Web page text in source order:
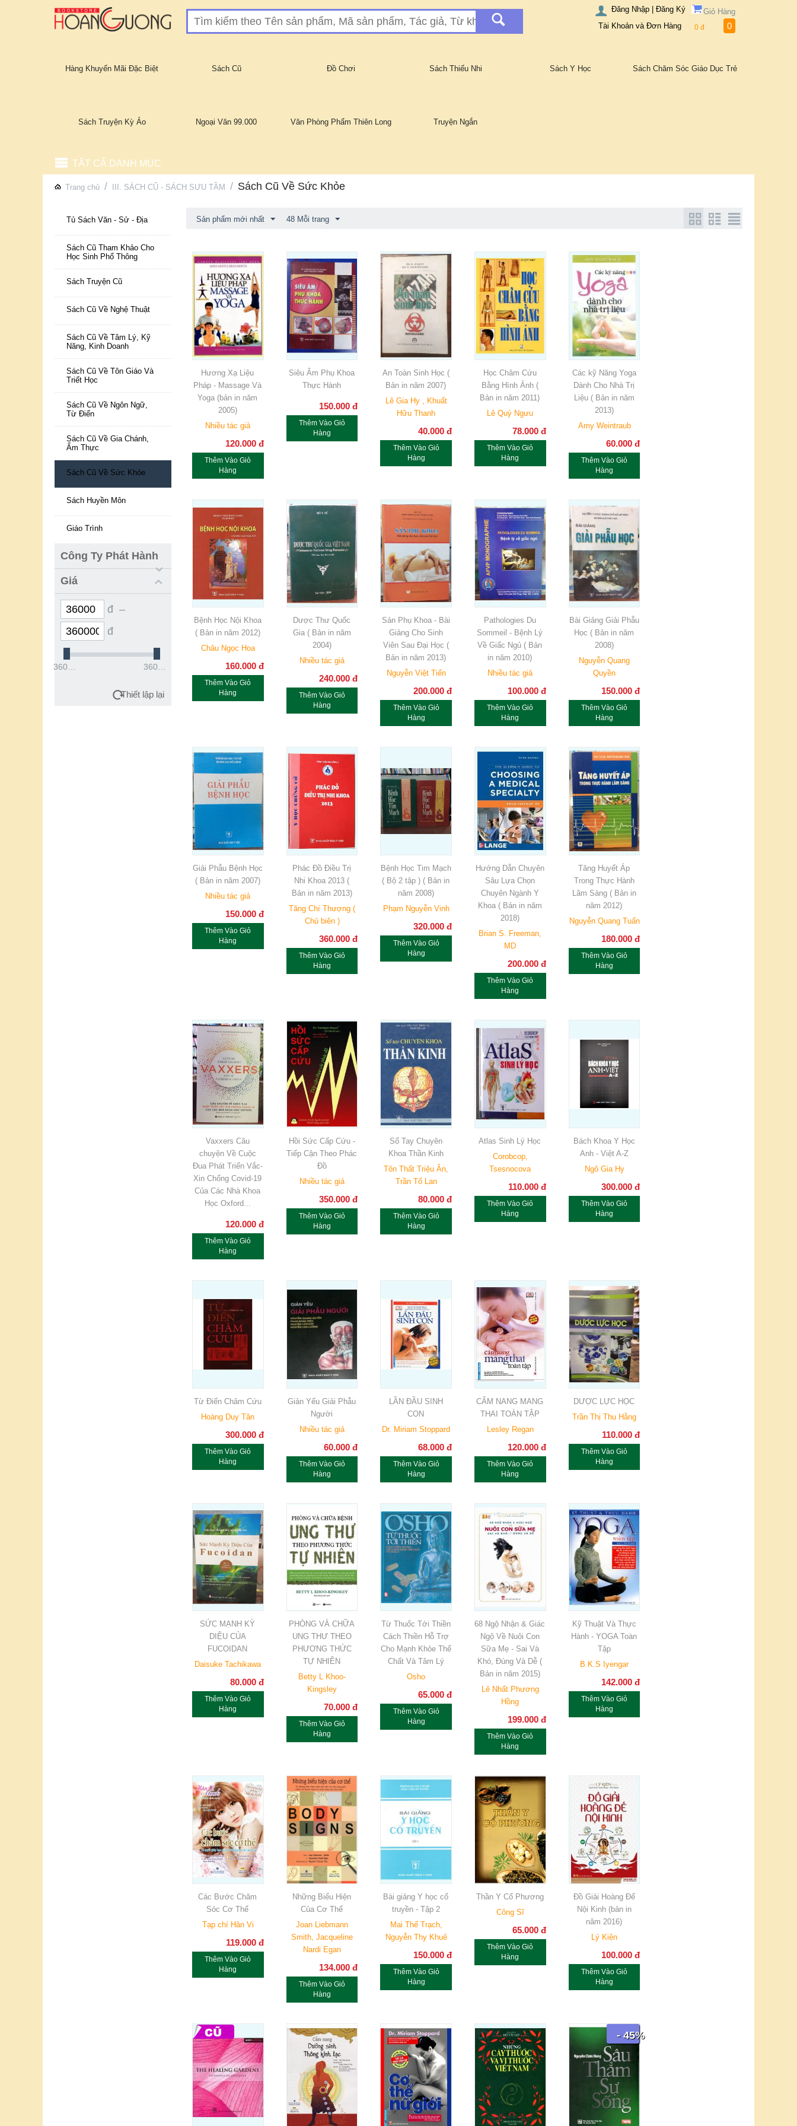
Giỏ Hàng
0đ 0
Đăng Nhập | Đăng Ký
Tài Khoản và Đơn Hàng
Hàng Khuyến Mãi Đặc Biệt Sách Cũ Đồ Chơi Sách Thiếu Nhi Sách Y Học Sách Chăm Sóc Giáo Dục Trẻ
Sách Truyện Kỳ Ảo Ngoại Văn 99.000 Văn Phòng Phẩm Thiên Long Truyện Ngắn
TẤT CẢ DANH MỤC
Trang chủ / III. SÁCH CŨ - SÁCH SƯU TẦM / Sách Cũ Về Sức Khỏe
Tủ Sách Văn - Sử - Địa
Sách Cũ Tham Khảo Cho
Học Sinh Phổ Thông
Sách Truyện Cũ
Sách Cũ Về Nghệ Thuật
Sách Cũ Về Tâm Lý, Kỹ
Năng, Kinh Doanh
Sách Cũ Về Tôn Giáo Và
Triết Học
Sách Cũ Về Ngôn Ngữ,
Từ Điển
Sách Cũ Về Gia Chánh,
Ẩm Thực
Sách Cũ Về Sức Khỏe
Sách Huyền Môn
Giáo Trình
Công Ty Phát Hành
Giá
đ –
đ
36000đ 360000đ
Thiết lập lại
Sản phẩm mới nhất 48 Mỗi trang
Hương Xạ Liệu
Pháp - Massage Và
Yoga (bản in năm
2005)
Nhiều tác giả
120.000 đ
Thêm Vào Giỏ
Hàng
Siêu Âm Phụ Khoa
Thực Hành
150.000 đ
Thêm Vào Giỏ
Hàng
An Toàn Sinh Học (
Bản in năm 2007)
Lê Gia Hy , Khuất
Hữu Thanh
40.000 đ
Thêm Vào Giỏ
Hàng
Học Châm Cứu
Bằng Hình Ảnh (
Bản in năm 2011)
Lê Quý Ngưu
78.000 đ
Thêm Vào Giỏ
Hàng
Các kỹ Năng Yoga
Dành Cho Nhà Trị
Liệu ( Bản in năm
2013)
Amy Weintraub
60.000 đ
Thêm Vào Giỏ
Hàng
Bệnh Học Nội Khoa
( Bản in năm 2012)
Châu Ngọc Hoa
160.000 đ
Thêm Vào Giỏ
Hàng
Dược Thư Quốc
Gia ( Bản in năm
2004)
Nhiều tác giả
240.000 đ
Thêm Vào Giỏ
Hàng
Sản Phụ Khoa - Bài
Giảng Cho Sinh
Viên Sau Đại Học (
Bản in năm 2013)
Nguyễn Việt Tiến
200.000 đ
Thêm Vào Giỏ
Hàng
Pathologies Du
Sommeil - Bệnh Lý
Về Giấc Ngủ ( Bản
in năm 2010)
Nhiều tác giả
100.000 đ
Thêm Vào Giỏ
Hàng
Bài Giảng Giải Phẫu
Học ( Bản in năm
2008)
Nguyễn Quang
Quyền
150.000 đ
Thêm Vào Giỏ
Hàng
Giải Phẫu Bệnh Học
( Bản in năm 2007)
Nhiều tác giả
150.000 đ
Thêm Vào Giỏ
Hàng
Phác Đồ Điều Trị
Nhi Khoa 2013 (
Bản in năm 2013)
Tăng Chí Thượng (
Chủ biên )
360.000 đ
Thêm Vào Giỏ
Hàng
Bệnh Học Tim Mạch
( Bộ 2 tập ) ( Bản in
năm 2008)
Phạm Nguyễn Vinh
320.000 đ
Thêm Vào Giỏ
Hàng
Hướng Dẫn Chuyên
Sâu Lựa Chọn
Chuyên Ngành Y
Khoa ( Bản in năm
2018)
Brian S. Freeman,
MD
200.000 đ
Thêm Vào Giỏ
Hàng
Tăng Huyết Áp
Trong Thực Hành
Lâm Sàng ( Bản in
năm 2012)
Nguyễn Quang Tuấn
180.000 đ
Thêm Vào Giỏ
Hàng
Vaxxers Câu
chuyện Về Cuộc
Đua Phát Triển Vắc-
Xin Chống Covid-19
Của Các Nhà Khoa
Học Oxford...
120.000 đ
Thêm Vào Giỏ
Hàng
Hồi Sức Cấp Cứu -
Tiếp Cận Theo Phác
Đồ
Nhiều tác giả
350.000 đ
Thêm Vào Giỏ
Hàng
Sổ Tay Chuyên
Khoa Thần Kinh
Tôn Thất Triệu Ân,
Trần Tố Lan
80.000 đ
Thêm Vào Giỏ
Hàng
Atlas Sinh Lý Học
Corobcop,
Tsesnocova
110.000 đ
Thêm Vào Giỏ
Hàng
Bách Khoa Y Học
Anh - Việt A-Z
Ngô Gia Hy
300.000 đ
Thêm Vào Giỏ
Hàng
Từ Điển Châm Cứu
Hoàng Duy Tân
300.000 đ
Thêm Vào Giỏ
Hàng
Giản Yếu Giải Phẫu
Người
Nhiều tác giả
60.000 đ
Thêm Vào Giỏ
Hàng
LẦN ĐẦU SINH
CON
Dr. Miriam Stoppard
68.000 đ
Thêm Vào Giỏ
Hàng
CẨM NANG MANG
THAI TOÀN TẬP
Lesley Regan
120.000 đ
Thêm Vào Giỏ
Hàng
DƯỢC LỰC HỌC
Trần Thị Thu Hằng
110.000 đ
Thêm Vào Giỏ
Hàng
SỨC MẠNH KỲ
DIỆU CỦA
FUCOIDAN
Daisuke Tachikawa
80.000 đ
Thêm Vào Giỏ
Hàng
PHÒNG VÀ CHỮA
UNG THƯ THEO
PHƯƠNG THỨC
TỰ NHIÊN
Betty L Khoo-
Kingsley
70.000 đ
Thêm Vào Giỏ
Hàng
Từ Thuốc Tới Thiền
Cách Thiền Hỗ Trợ
Cho Mạnh Khỏe Thể
Chất Và Tâm Lý
Osho
65.000 đ
Thêm Vào Giỏ
Hàng
68 Ngộ Nhận & Giác
Ngộ Về Nuôi Con
Sữa Mẹ - Sai Và
Khó, Đúng Và Dễ (
Bản in năm 2015)
Lê Nhất Phương
Hồng
199.000 đ
Thêm Vào Giỏ
Hàng
Kỹ Thuật Và Thực
Hành - YOGA Toàn
Tập
B.K.S Iyengar
142.000 đ
Thêm Vào Giỏ
Hàng
Các Bước Chăm
Sóc Cơ Thể
Tạp chí Hân Vi
119.000 đ
Thêm Vào Giỏ
Hàng
Những Biểu Hiện
Của Cơ Thể
Joan Liebmann
Smith, Jacqueline
Nardi Egan
134.000 đ
Thêm Vào Giỏ
Hàng
Bài giảng Y học cổ
truyền - Tập 2
Mai Thế Trạch,
Nguyễn Thy Khuê
150.000 đ
Thêm Vào Giỏ
Hàng
Thần Y Cổ Phương
Công Sĩ
65.000 đ
Thêm Vào Giỏ
Hàng
Đồ Giải Hoàng Đế
Nội Kinh (bản in
năm 2016)
Lý Kiện
100.000 đ
Thêm Vào Giỏ
Hàng
- 45%